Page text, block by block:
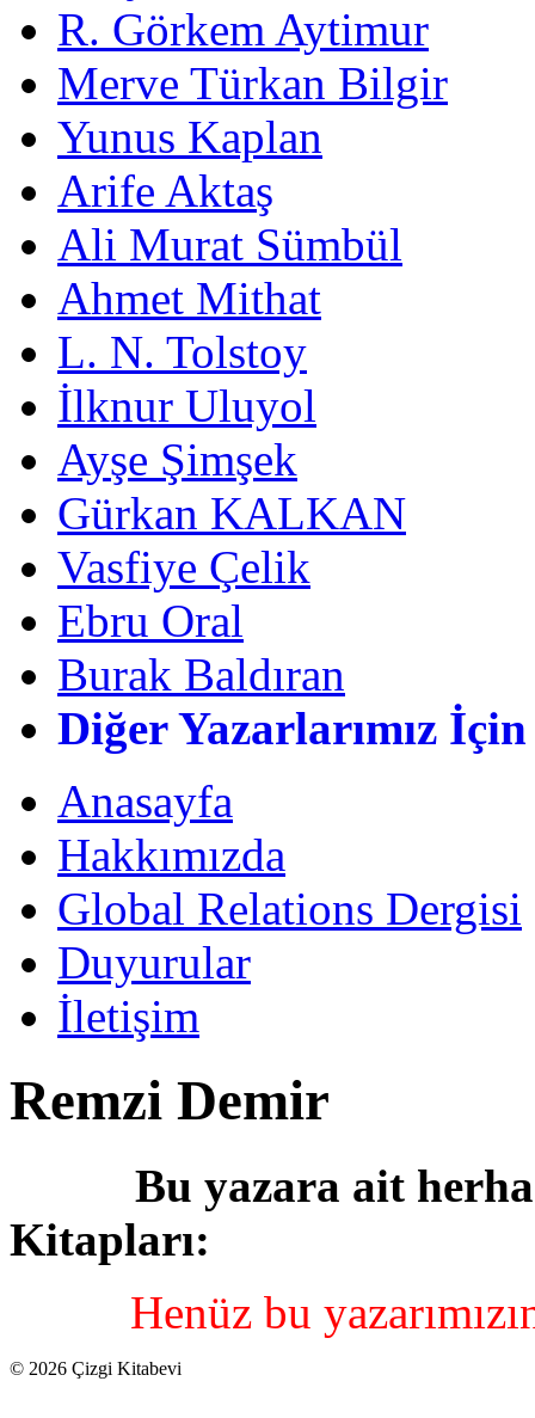
R. Görkem Aytimur
Merve Türkan Bilgir
Yunus Kaplan
Arife Aktaş
Ali Murat Sümbül
Ahmet Mithat
L. N. Tolstoy
İlknur Uluyol
Ayşe Şimşek
Gürkan KALKAN
Vasfiye Çelik
Ebru Oral
Burak Baldıran
Diğer Yazarlarımız İçin
Anasayfa
Hakkımızda
Global Relations Dergisi
Duyurular
İletişim
Remzi Demir
Bu yazara ait
Kitapları:
Henüz bu
© 2026 Çizgi Kitabevi